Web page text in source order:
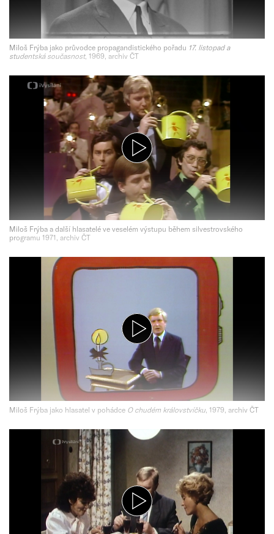
Miloš Frýba jako průvodce propagandistického pořadu 17. listopad a
studentská současnost, 1969, archiv ČT
Miloš Frýba a další hlasatelé ve veselém výstupu během silvestrovského
programu 1971, archiv ČT
Miloš Frýba jako hlasatel v pohádce O chudém královstvíčku , 1979, archiv ČT